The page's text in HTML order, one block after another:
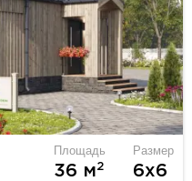
Площадь
36 м2
Размер
6х6